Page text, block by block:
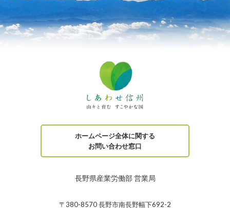
ホームページ全体に関する
お問い合わせ窓口
長野県産業労働部 営業局
〒380-8570 長野市南長野幅下692-2